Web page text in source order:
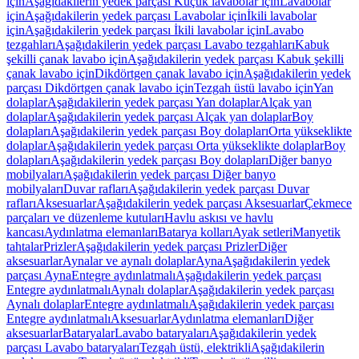
içinAşağıdakilerin yedek parçası Lavabolar içinİkili lavabolar
içinAşağıdakilerin yedek parçası İkili lavabolar içinLavabo
tezgahlarıAşağıdakilerin yedek parçası Lavabo tezgahlarıKabuk
şekilli çanak lavabo içinAşağıdakilerin yedek parçası Kabuk şekilli
çanak lavabo içinDikdörtgen çanak lavabo içinAşağıdakilerin yedek
parçası Dikdörtgen çanak lavabo içinTezgah üstü lavabo içinYan
dolaplarAşağıdakilerin yedek parçası Yan dolaplarAlçak yan
dolaplarAşağıdakilerin yedek parçası Alçak yan dolaplarBoy
dolaplarıAşağıdakilerin yedek parçası Boy dolaplarıOrta yükseklikte
dolaplarAşağıdakilerin yedek parçası Orta yükseklikte dolaplarBoy
dolaplarıAşağıdakilerin yedek parçası Boy dolaplarıDiğer banyo
mobilyalarıAşağıdakilerin yedek parçası Diğer banyo
mobilyalarıDuvar raflarıAşağıdakilerin yedek parçası Duvar
raflarıAksesuarlarAşağıdakilerin yedek parçası AksesuarlarÇekmece
parçaları ve düzenleme kutularıHavlu askısı ve havlu
kancasıAydınlatma elemanlarıBatarya kollarıAyak setleriManyetik
tahtalarPrizlerAşağıdakilerin yedek parçası PrizlerDiğer
aksesuarlarAynalar ve aynalı dolaplarAynaAşağıdakilerin yedek
parçası AynaEntegre aydınlatmalıAşağıdakilerin yedek parçası
Entegre aydınlatmalıAynalı dolaplarAşağıdakilerin yedek parçası
Aynalı dolaplarEntegre aydınlatmalıAşağıdakilerin yedek parçası
Entegre aydınlatmalıAksesuarlarAydınlatma elemanlarıDiğer
aksesuarlarBataryalarLavabo bataryalarıAşağıdakilerin yedek
parçası Lavabo bataryalarıTezgah üstü, elektrikliAşağıdakilerin